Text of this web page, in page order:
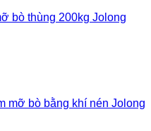
bò thùng 200kg Jolong
mỡ bò bằng khí nén Jolong